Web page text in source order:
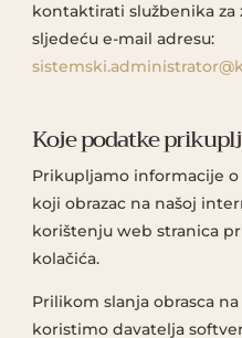
kontaktirati službenika za
sljedeću e-mail adresu:
Koje podatke
Prikupljamo informacije
koji obrazac na našoj
korištenju web stranica
kolačića.
Prilikom slanja obrasca
koristimo davatelja